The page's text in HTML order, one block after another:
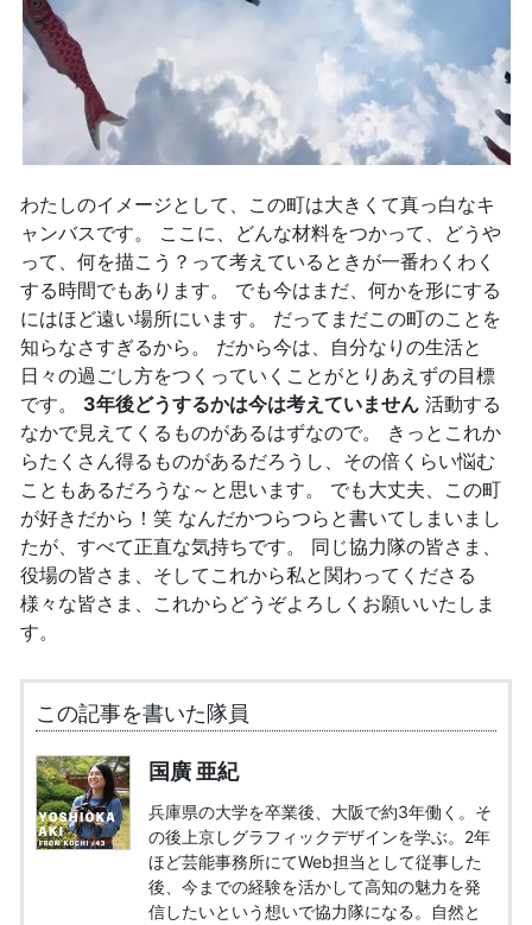
わたしのイメージとして、この町は大きくて真っ白なキ
ャンバスです。 ここに、どんな材料をつかって、どうや
って、何を描こう？って考えているときが一番わくわく
する時間でもあります。 でも今はまだ、何かを形にする
にはほど遠い場所にいます。 だってまだこの町のことを
知らなさすぎるから。 だから今は、自分なりの生活と
日々の過ごし方をつくっていくことがとりあえずの目標
です。 3年後どうするかは今は考えていません 活動する
なかで見えてくるものがあるはずなので。 きっとこれか
らたくさん得るものがあるだろうし、その倍くらい悩む
こともあるだろうな～と思います。 でも大丈夫、この町
が好きだから！笑 なんだかつらつらと書いてしまいまし
たが、すべて正直な気持ちです。 同じ協力隊の皆さま、
役場の皆さま、そしてこれから私と関わってくださる
様々な皆さま、これからどうぞよろしくお願いいたしま
す。
この記事を書いた隊員
国廣 亜紀
兵庫県の大学を卒業後、大阪で約3年働く。そ
の後上京しグラフィックデザインを学ぶ。2年
ほど芸能事務所にてWeb担当として従事した
後、今までの経験を活かして高知の魅力を発
信したいという想いで協力隊になる。自然と